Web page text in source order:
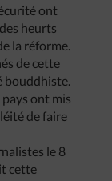
ont
heurts
la réforme.
de cette
bouddhiste.
ont mis
de faire
le 8
cette